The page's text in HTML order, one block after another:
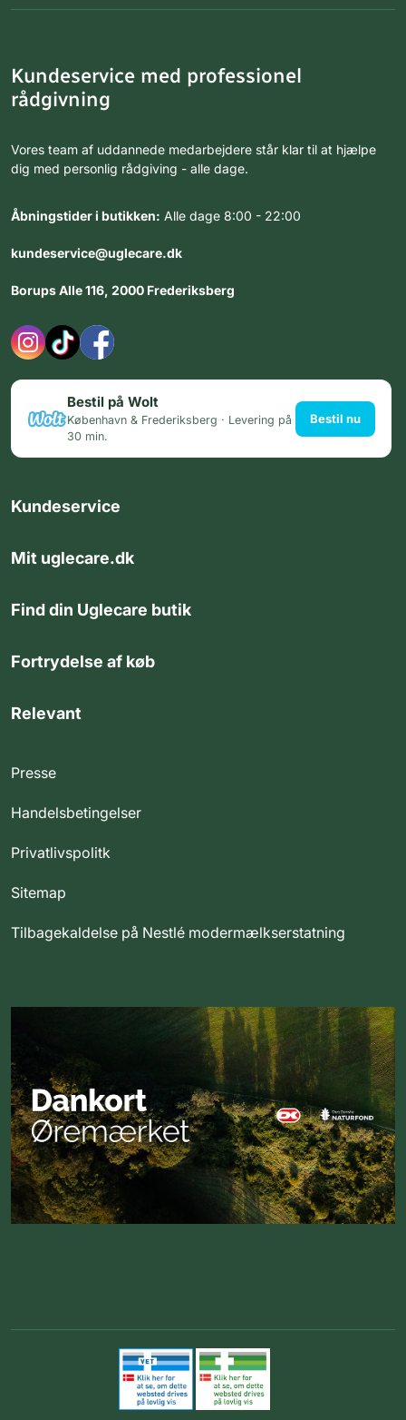
Kundeservice med professionel
rådgivning
Vores team af uddannede medarbejdere står klar til at hjælpe
dig med personlig rådgiving - alle dage.
Åbningstider i butikken: Alle dage 8:00 - 22:00
kundeservice@uglecare.dk
Borups Alle 116, 2000 Frederiksberg
Bestil på Wolt
København & Frederiksberg · Levering på
30 min.
Bestil nu
Kundeservice
Mit uglecare.dk
Find din Uglecare butik
Fortrydelse af køb
Relevant
Presse
Handelsbetingelser
Privatlivspolitk
Sitemap
Tilbagekaldelse på Nestlé modermælkserstatning